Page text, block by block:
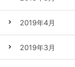
2019年4月
2019年3月